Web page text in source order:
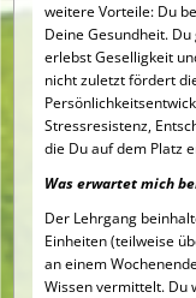
weitere Vorteile: Du
Deine Gesundheit.
erlebst Geselligkeit
nicht zuletzt fördert
Stressresistenz,
die Du auf dem Platz
Was erwartet mich
Der Lehrgang
Einheiten (teilweise
an einem
Wissen vermittelt. Du